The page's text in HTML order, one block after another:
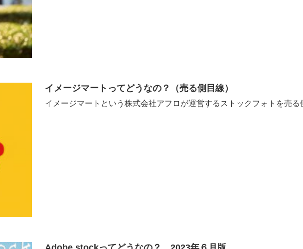
イメージマートってどうなの？（売る側目線）
イメージマートという株式会社アフロが運営するストックフォトを売る